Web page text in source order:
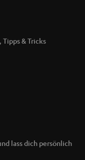
& Tricks
lass dich persönlich